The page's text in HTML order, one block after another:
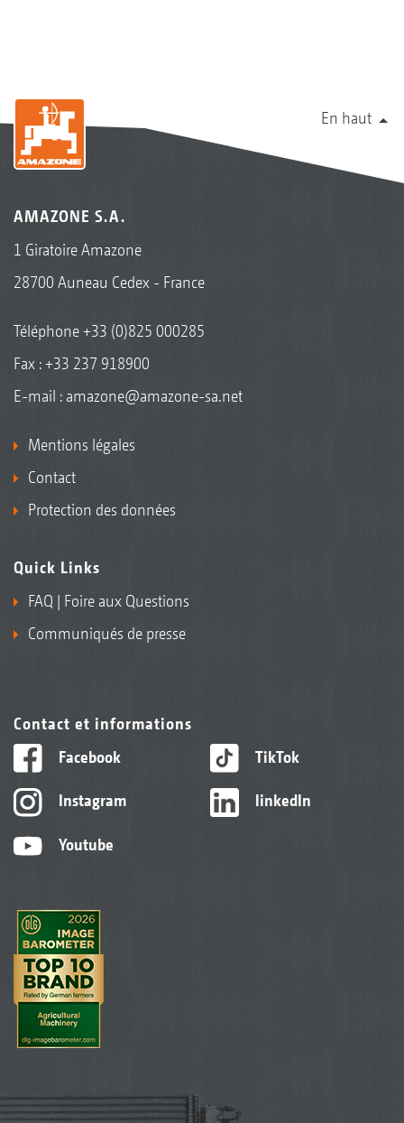
En haut
AMAZONE S.A.
1 Giratoire Amazone
28700 Auneau Cedex - France
Téléphone+33 (0)825 000285
Fax : +33 237 918900
E-mail : amazone@amazone-sa.net
Mentions légales
Contact
Protection des données
Quick Links
FAQ | Foire aux Questions
Communiqués de presse
Contact et informations
Facebook
Instagram
Youtube
TikTok
linkedIn